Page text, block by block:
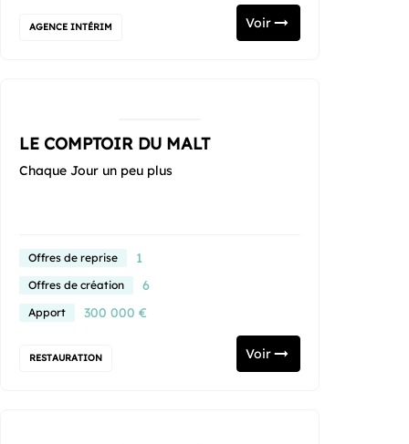
AGENCE INTÉRIM Voir
LE COMPTOIR DU MALT
Chaque Jour un peu plus
Offres de reprise 1
Offres de création 6
Apport 300 000 €
RESTAURATION Voir